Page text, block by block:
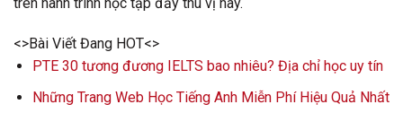
<>Bài Viết Đang HOT<>
PTE 30 tương đương IELTS bao nhiêu? Địa chỉ học uy tín
Những Trang Web Học Tiếng Anh Miễn Phí Hiệu Quả Nhất